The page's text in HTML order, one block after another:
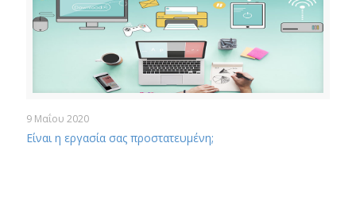
9 Μαΐου 2020
Είναι η εργασία σας προστατευμένη;